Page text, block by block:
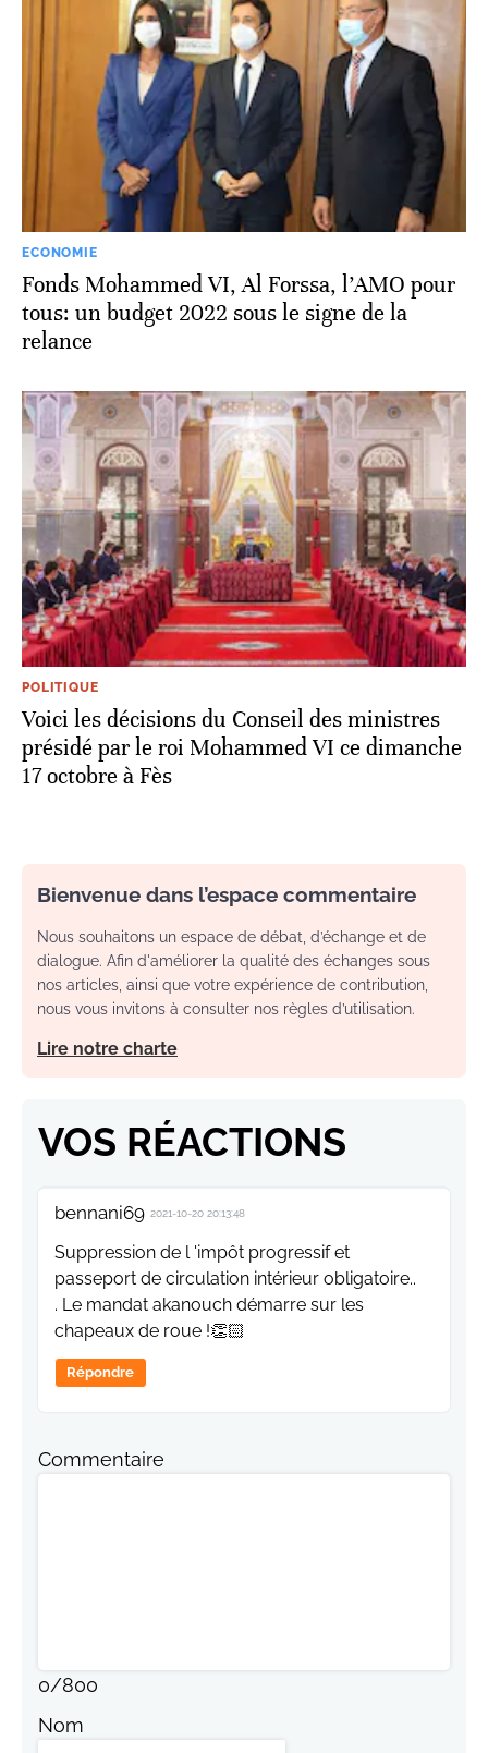
ECONOMIE
Fonds Mohammed VI, Al Forssa, l’AMO pour
tous: un budget 2022 sous le signe de la
relance
POLITIQUE
Voici les décisions du Conseil des ministres
présidé par le roi Mohammed VI ce dimanche
17 octobre à Fès
Bienvenue dans l’espace commentaire
Nous souhaitons un espace de débat, d’échange et de
dialogue. Afin d'améliorer la qualité des échanges sous
nos articles, ainsi que votre expérience de contribution,
nous vous invitons à consulter nos règles d’utilisation.
Lire notre charte
VOS RÉACTIONS
bennani69 2021-10-20 20:13:48
Suppression de l 'impôt progressif et
passeport de circulation intérieur obligatoire..
. Le mandat akanouch démarre sur les
chapeaux de roue !👏🏻
Répondre
Commentaire
0/800
Nom